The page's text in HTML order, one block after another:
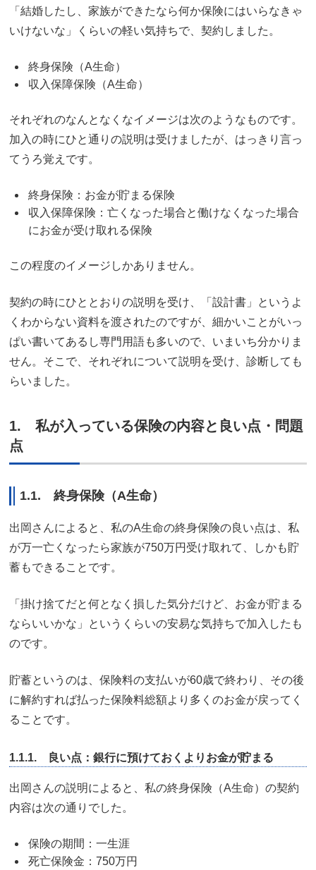
「結婚したし、家族ができたなら何か保険にはいらなきゃ
いけないな」くらいの軽い気持ちで、契約しました。
終身保険（A生命）
収入保障保険（A生命）
それぞれのなんとなくなイメージは次のようなものです。
加入の時にひと通りの説明は受けましたが、はっきり言っ
てうろ覚えです。
終身保険：お金が貯まる保険
収入保障保険：亡くなった場合と働けなくなった場合
にお金が受け取れる保険
この程度のイメージしかありません。
契約の時にひととおりの説明を受け、「設計書」というよ
くわからない資料を渡されたのですが、細かいことがいっ
ぱい書いてあるし専門用語も多いので、いまいち分かりま
せん。そこで、それぞれについて説明を受け、診断しても
らいました。
1. 私が入っている保険の内容と良い点・問題
点
1.1. 終身保険（A生命）
出岡さんによると、私のA生命の終身保険の良い点は、私
が万一亡くなったら家族が750万円受け取れて、しかも貯
蓄もできることです。
「掛け捨てだと何となく損した気分だけど、お金が貯まる
ならいいかな」というくらいの安易な気持ちで加入したも
のです。
貯蓄というのは、保険料の支払いが60歳で終わり、その後
に解約すれば払った保険料総額より多くのお金が戻ってく
ることです。
1.1.1. 良い点：銀行に預けておくよりお金が貯まる
出岡さんの説明によると、私の終身保険（A生命）の契約
内容は次の通りでした。
保険の期間：一生涯
死亡保険金：750万円